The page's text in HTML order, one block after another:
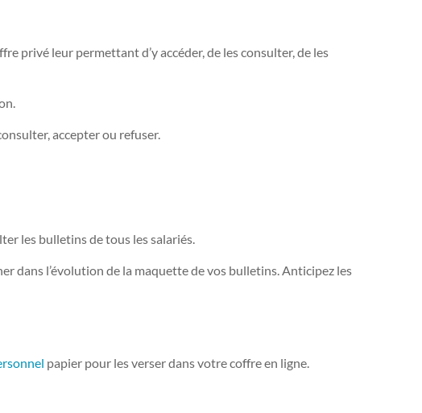
privé leur permettant d’y accéder, de les consulter, de les
accepter ou refuser.
les bulletins de tous les salariés.
dans l’évolution de la maquette de vos bulletins. Anticipez les
papier pour les verser dans votre coffre en ligne.